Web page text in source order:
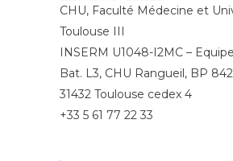
CHU, Faculté Médecine et
Toulouse III
INSERM U1048-I2MC –
Bat. L3, CHU Rangueil, BP
31432 Toulouse cedex 4
+33 5 61 77 22 33